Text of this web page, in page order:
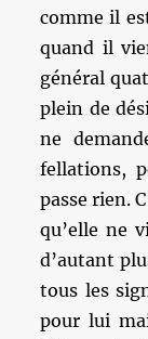
comme il
quand il
général
plein de
ne
fellations,
passe rien.
qu’elle ne
d’autant
tous les
pour lui